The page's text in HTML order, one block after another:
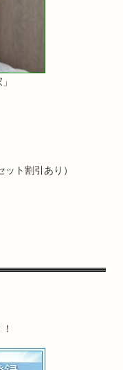
ト割引あり）